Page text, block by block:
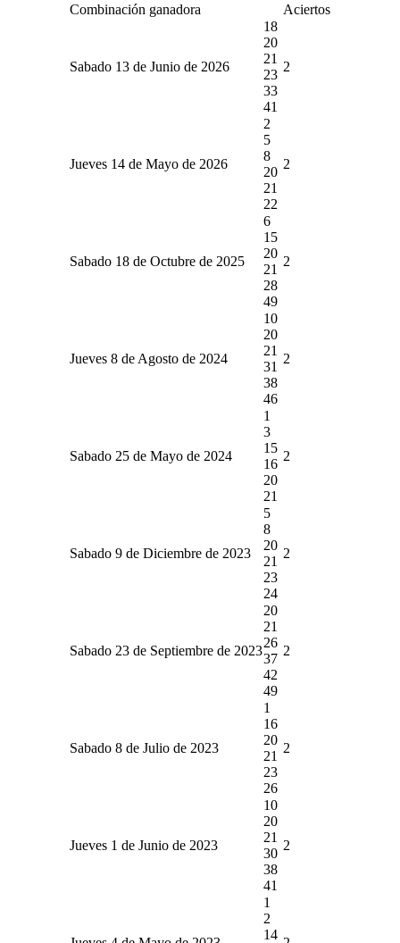
Combinación ganadora Aciertos
Sabado 13 de Junio de 2026
18
20
21
23
33
41
2
Jueves 14 de Mayo de 2026
2
5
8
20
21
22
2
Sabado 18 de Octubre de 2025
6
15
20
21
28
49
2
Jueves 8 de Agosto de 2024
10
20
21
31
38
46
2
Sabado 25 de Mayo de 2024
1
3
15
16
20
21
2
Sabado 9 de Diciembre de 2023
5
8
20
21
23
24
2
Sabado 23 de Septiembre de 2023
20
21
26
37
42
49
2
Sabado 8 de Julio de 2023
1
16
20
21
23
26
2
Jueves 1 de Junio de 2023
10
20
21
30
38
41
2
1
2
14